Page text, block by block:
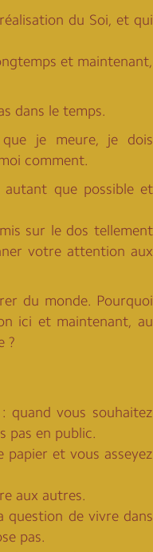
du Soi, et qui
et maintenant,
dans le temps.
je meure, je dois
comment.
autant que possible et
sur le dos tellement
votre attention aux
du monde. Pourquoi
ici et maintenant, au
?
quand vous souhaitez
pas en public.
et vous asseyez
aux autres.
question de vivre dans
pas.